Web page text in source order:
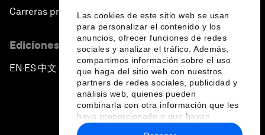
Las cookies de este sitio web se usan
para personalizar el contenido y los
anuncios, ofrecer funciones de redes
sociales y analizar el tráfico. Además,
compartimos información sobre el uso
que haga del sitio web con nuestros
partners de redes sociales, publicidad y
análisis web, quienes pueden
combinarla con otra información que les
haya proporcionado o que hayan
recopilado a partir del uso que haya
Carreras profesionales
Ediciones en otros idiomas
EN ▪ ES▪中文▪ 日本語